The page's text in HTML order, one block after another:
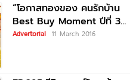
“โอกาสทองของ คนรักบ้าน
Best Buy Moment ปีที่ 3”
แจกโชค 3 ชั้น
Advertorial 11 March 2016